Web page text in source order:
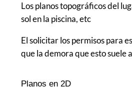
Los planos topográficos del
sol en la piscina, etc
El solicitar los permisos para
que la demora que esto suele
Planos en 2D